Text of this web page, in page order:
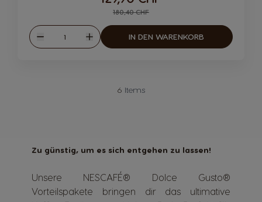
Regular Price
180,40 CHF
Weniger
Menge
Mehr
IN DEN WARENKORB
6 Items
Zu günstig, um es sich entgehen zu lassen!
Unsere NESCAFÉ® Dolce Gusto®
Vorteilspakete bringen dir das ultimative